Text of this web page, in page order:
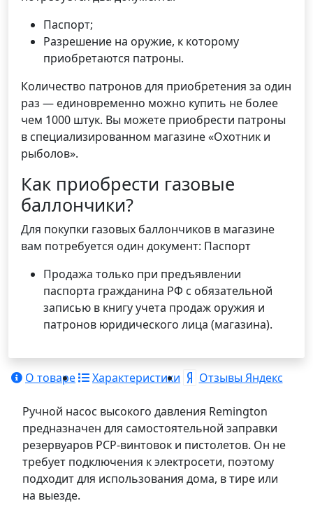
Паспорт;
Разрешение на оружие, к которому
приобретаются патроны.
Количество патронов для приобретения за один
раз — единовременно можно купить не более
чем 1000 штук. Вы можете приобрести патроны
в специализированном магазине «Охотник и
рыболов».
Как приобрести газовые
баллончики?
Для покупки газовых баллончиков в магазине
вам потребуется один документ: Паспорт
Продажа только при предъявлении
паспорта гражданина РФ с обязательной
записью в книгу учета продаж оружия и
патронов юридического лица (магазина).
О товаре Характеристики Отзывы Яндекс
Ручной насос высокого давления Remington
предназначен для самостоятельной заправки
резервуаров PCP-винтовок и пистолетов. Он не
требует подключения к электросети, поэтому
подходит для использования дома, в тире или
на выезде.